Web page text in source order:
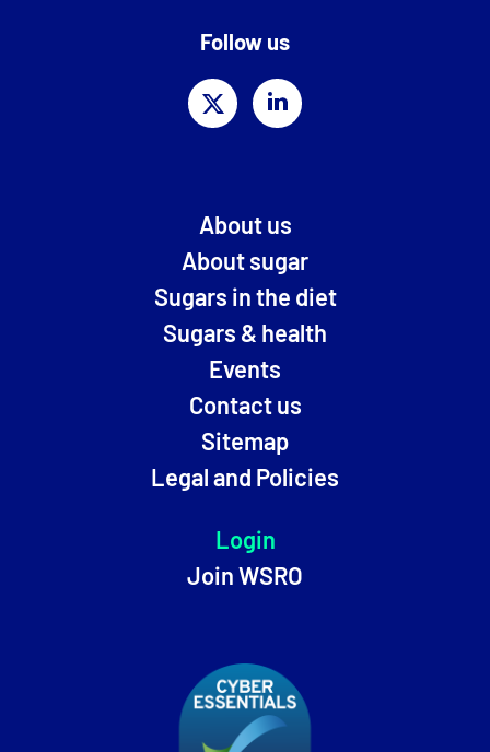
Follow us
About us
About sugar
Sugars in the diet
Sugars & health
Events
Contact us
Sitemap
Legal and Policies
Login
Join WSRO